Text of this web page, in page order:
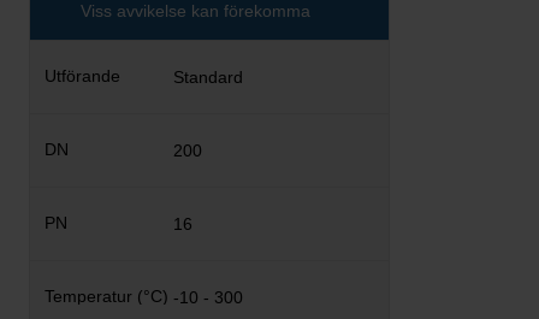
Viss avvikelse kan förekomma
Standard
200
16
-10 - 300